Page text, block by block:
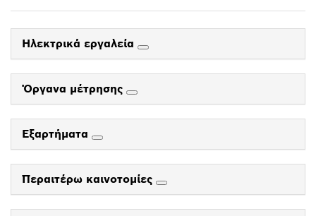
Ηλεκτρικά εργαλεία
Όργανα μέτρησης
Εξαρτήματα
Περαιτέρω καινοτομίες